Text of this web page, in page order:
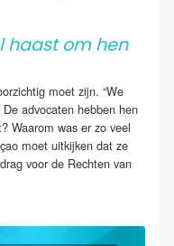
haast om hen
moet zijn. “We
advocaten hebben hen
Waarom was er zo veel
moet uitkijken dat ze
voor de Rechten van